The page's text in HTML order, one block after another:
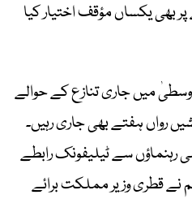
یکساں مؤقف اختیار کیا
وسطیٰ میں جاری تنازع کے حوالے
رواں ہفتے بھی جاری رہیں۔
سے ٹیلیفونک رابطے
نے قطری وزیر مملکت برائے